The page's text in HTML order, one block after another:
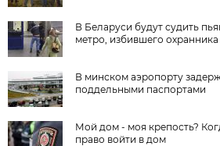
В Беларуси будут судить
метро, избившего охранника
В минском аэропорту
поддельными паспортами
Мой дом - моя крепость?
право войти в дом